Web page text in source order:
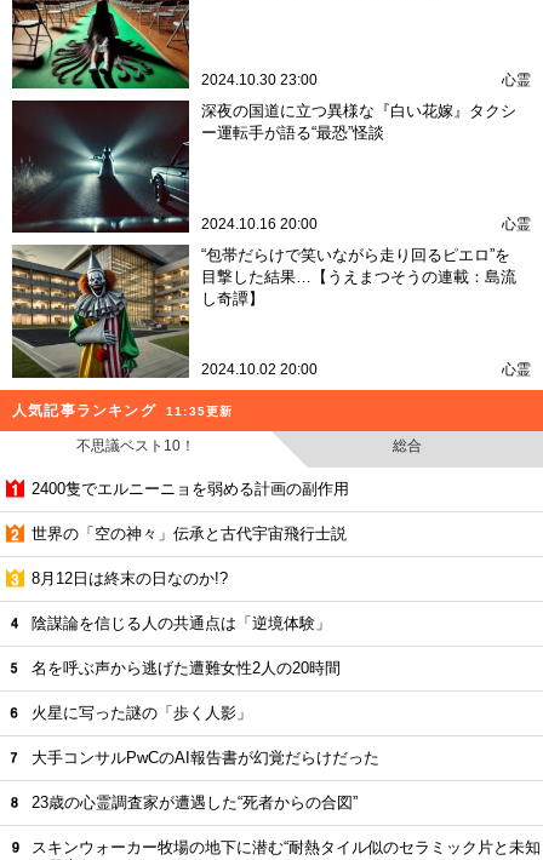
2024.10.30 23:00 心霊
深夜の国道に立つ異様な『白い花嫁』タクシ
ー運転手が語る“最恐”怪談
2024.10.16 20:00 心霊
“包帯だらけで笑いながら走り回るピエロ”を
目撃した結果…【うえまつそうの連載：島流
し奇譚】
2024.10.02 20:00 心霊
人気記事ランキング 11:35更新
不思議ベスト10！ 総合
2400隻でエルニーニョを弱める計画の副作用
世界の「空の神々」伝承と古代宇宙飛行士説
8月12日は終末の日なのか!?
陰謀論を信じる人の共通点は「逆境体験」
名を呼ぶ声から逃げた遭難女性2人の20時間
火星に写った謎の「歩く人影」
大手コンサルPwCのAI報告書が幻覚だらけだった
23歳の心霊調査家が遭遇した“死者からの合図”
スキンウォーカー牧場の地下に潜む“耐熱タイル似のセラミック片と未知